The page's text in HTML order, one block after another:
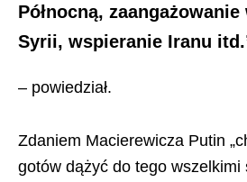
Północną,
Syrii, wspieranie Iranu
– powiedział.
Zdaniem Macierewicza Putin
gotów dążyć do tego wszelkimi